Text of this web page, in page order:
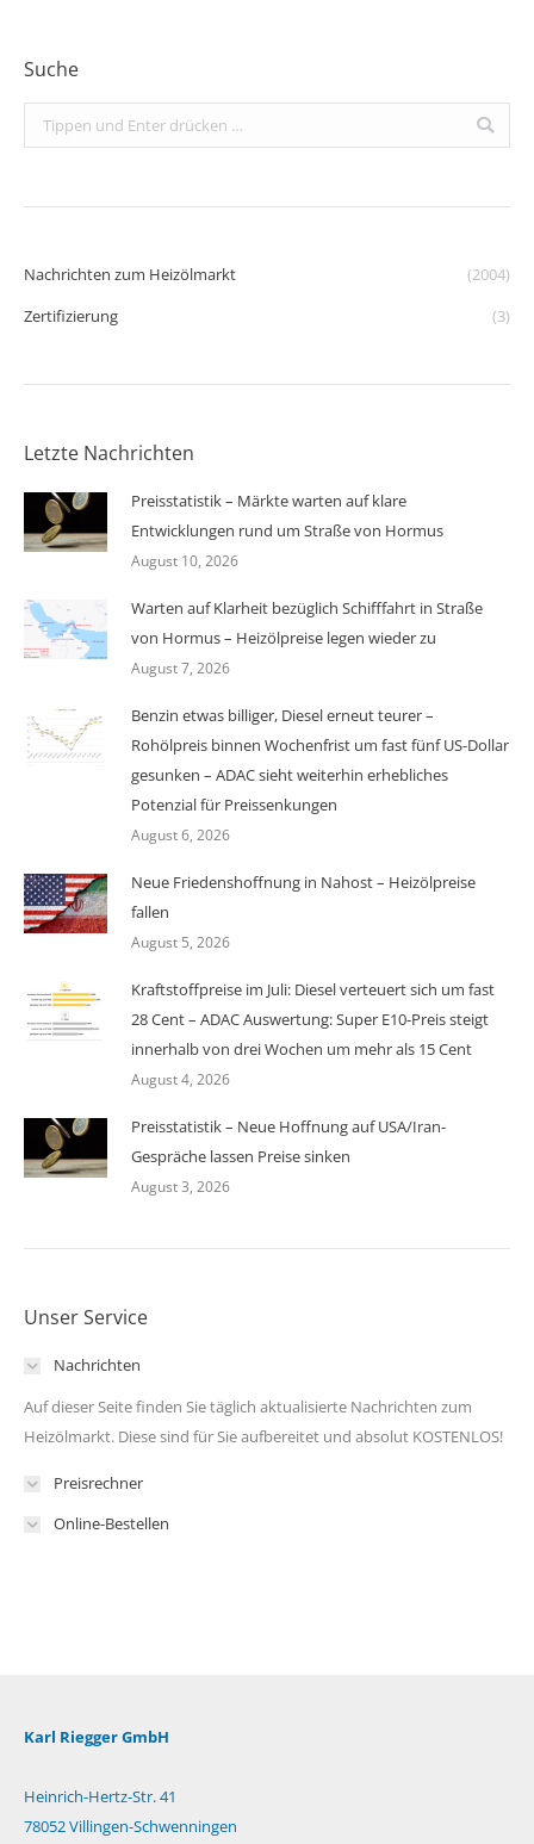
Suche
Search:
Nachrichten zum Heizölmarkt
(2004)
Zertifizierung
(3)
Letzte Nachrichten
Preisstatistik – Märkte warten auf klare
Entwicklungen rund um Straße von Hormus
August 10, 2026
Warten auf Klarheit bezüglich Schifffahrt in Straße
von Hormus – Heizölpreise legen wieder zu
August 7, 2026
Benzin etwas billiger, Diesel erneut teurer –
Rohölpreis binnen Wochenfrist um fast fünf US-Dollar
gesunken – ADAC sieht weiterhin erhebliches
Potenzial für Preissenkungen
August 6, 2026
Neue Friedenshoffnung in Nahost – Heizölpreise
fallen
August 5, 2026
Kraftstoffpreise im Juli: Diesel verteuert sich um fast
28 Cent – ADAC Auswertung: Super E10-Preis steigt
innerhalb von drei Wochen um mehr als 15 Cent
August 4, 2026
Preisstatistik – Neue Hoffnung auf USA/Iran-
Gespräche lassen Preise sinken
August 3, 2026
Unser Service
Nachrichten
Auf dieser Seite finden Sie täglich aktualisierte Nachrichten zum
Heizölmarkt. Diese sind für Sie aufbereitet und absolut KOSTENLOS!
Preisrechner
Online-Bestellen
Karl Riegger GmbH
Heinrich-Hertz-Str. 41
78052 Villingen-Schwenningen